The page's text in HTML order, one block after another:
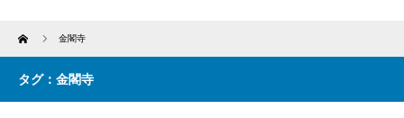
Home 金閣寺
タグ：金閣寺